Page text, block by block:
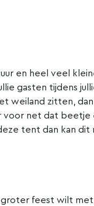
en heel veel
gasten tijdens
weiland zitten,
voor net dat beetje
tent dan kan dit
feest wilt met